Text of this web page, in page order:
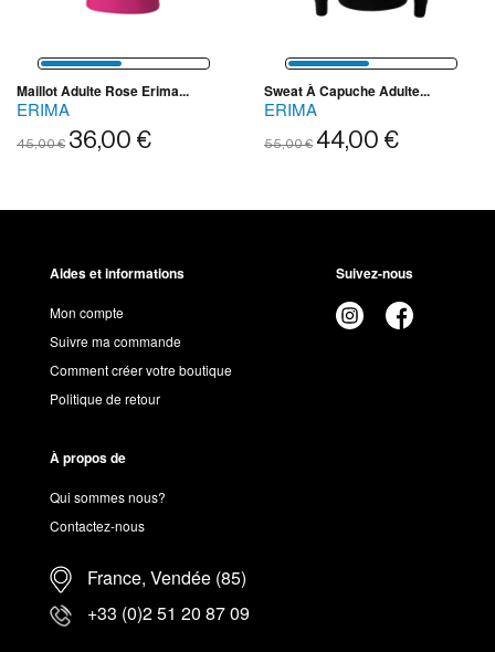
Maillot Adulte Rose Erima...
ERIMA
45,00 € 36,00 €
Sweat À Capuche Adulte...
ERIMA
55,00 € 44,00 €
Aides et informations
Mon compte
Suivre ma commande
Comment créer votre boutique
Politique de retour
Suivez-nous
À propos de
Qui sommes nous?
Contactez-nous
France, Vendée (85)
+33 (0)2 51 20 87 09